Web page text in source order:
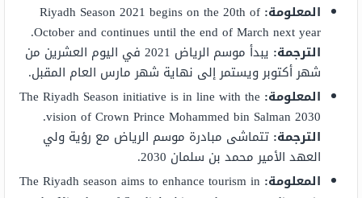
المعلومة: Riyadh Season 2021 begins on the 20th of
October and continues until the end of March next year.
الترجمة:
يبدأ موسم الرياض 2021 في اليوم العشرين من
شهر أكتوبر ويستمر إلى نهاية شهر مارس العام المقبل.
المعلومة: The Riyadh Season initiative is in line with the
vision of Crown Prince Mohammed bin Salman 2030.
الترجمة: تتماشى مبادرة موسم الرياض مع رؤية ولي
العهد الأمير محمد بن سلمان 2030.
المعلومة: The Riyadh season aims to enhance tourism in